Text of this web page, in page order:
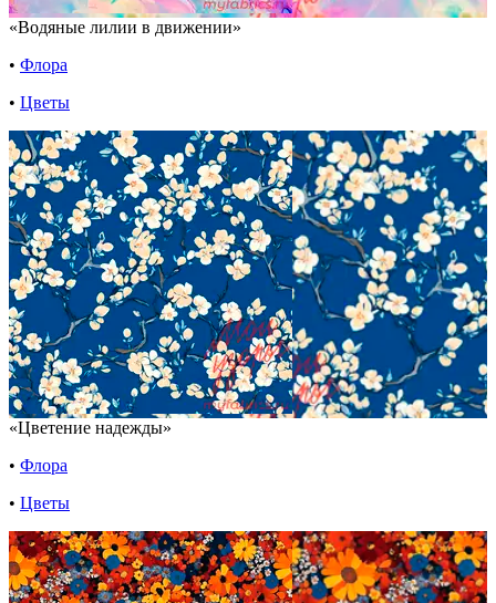
«Водяные лилии в движении»
• Флора
• Цветы
«Цветение надежды»
• Флора
• Цветы